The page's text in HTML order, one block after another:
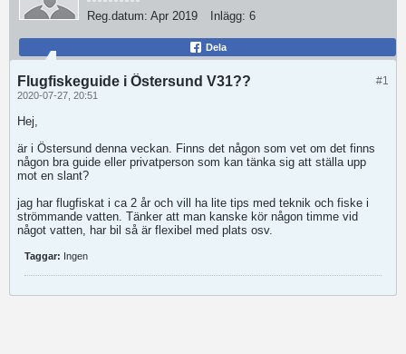
Reg.datum: Apr 2019 Inlägg: 6
Dela
#1
Flugfiskeguide i Östersund V31??
2020-07-27, 20:51
Hej,
är i Östersund denna veckan. Finns det någon som vet om det finns
någon bra guide eller privatperson som kan tänka sig att ställa upp
mot en slant?
jag har flugfiskat i ca 2 år och vill ha lite tips med teknik och fiske i
strömmande vatten. Tänker att man kanske kör någon timme vid
något vatten, har bil så är flexibel med plats osv.
Taggar: Ingen